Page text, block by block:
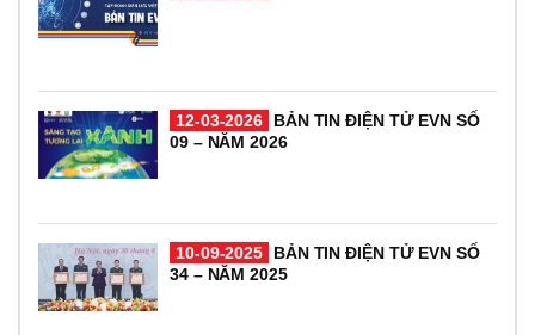
12-03-2026
BẢN TIN ĐIỆN TỬ EVN SỐ
09 – NĂM 2026
10-09-2025
BẢN TIN ĐIỆN TỬ EVN SỐ
34 – NĂM 2025